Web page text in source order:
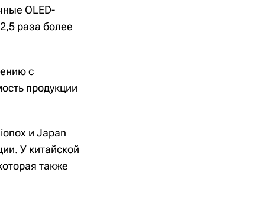
OLED-
раза более
с
продукции
и Japan
У китайской
также